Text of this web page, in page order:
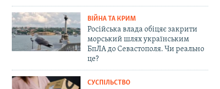
ВІЙНА ТА КРИМ
Російська влада обіцяє закрити
морський шлях українським
БпЛА до Севастополя. Чи реально
це?
СУСПІЛЬСТВО